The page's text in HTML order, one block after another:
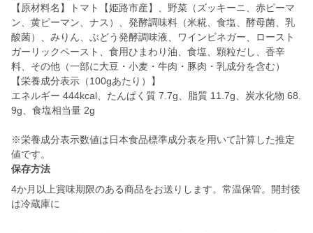
【原材料名】トマト【姫路市産】、野菜（ズッキーニ、赤ピーマ
ン、黄ピーマン、ナス）、発酵調味料（米糀、食塩、酵母菌、乳
酸菌）、みりん、ぶどう発酵調味液、ワインビネガー、ロースト
ガーリックペースト、食用ひまわり油、食塩、顆粒だし、香辛
料、その他（一部に大豆・小麦・牛肉・豚肉・乳成分を含む）
【栄養成分表示（100gあたり）】
エネルギー 444kcal、たんぱく質 7.7g、脂質 11.7g、炭水化物 68.
9g、食塩相当量 2g
※栄養成分表示数値は日本食品標準成分表を用いて計算した推定
値です。
保存方法
4か月以上賞味期限のある商品をお送りします。常温保管。開封後
は冷蔵庫に